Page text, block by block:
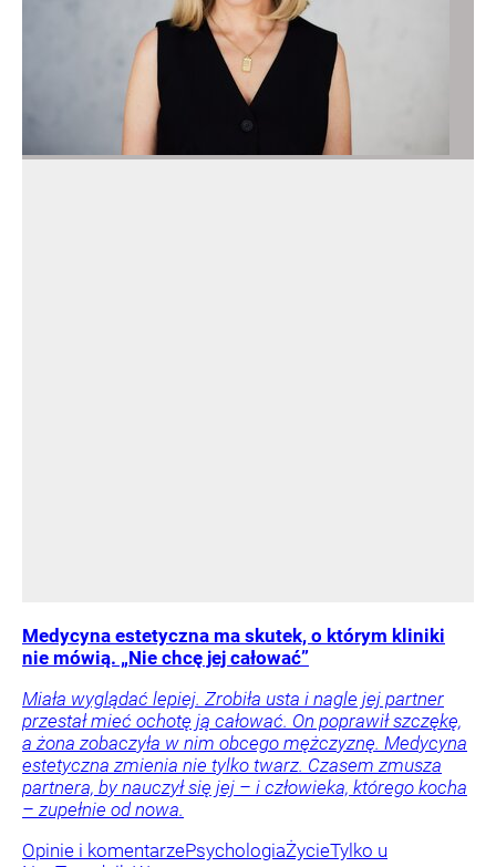
Medycyna estetyczna ma skutek, o którym kliniki
nie mówią. „Nie chcę jej całować”
Miała wyglądać lepiej. Zrobiła usta i nagle jej partner
przestał mieć ochotę ją całować. On poprawił szczękę,
a żona zobaczyła w nim obcego mężczyznę. Medycyna
estetyczna zmienia nie tylko twarz. Czasem zmusza
partnera, by nauczył się jej – i człowieka, którego kocha
– zupełnie od nowa.
Opinie i komentarzePsychologiaŻycieTylko u